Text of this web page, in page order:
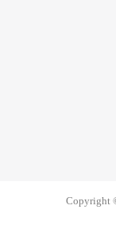
Copyright